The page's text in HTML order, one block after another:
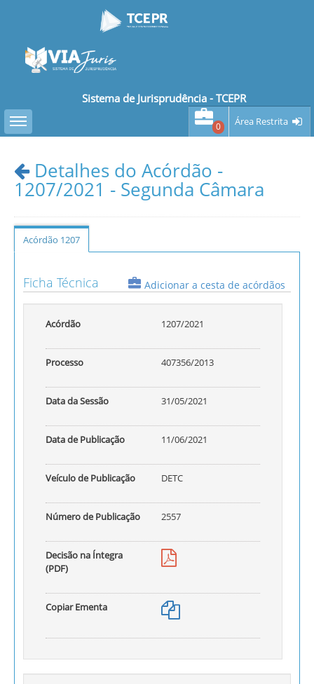
Sistema de Jurisprudência - TCEPR
Toggle sidebar
0 Área Restrita
Detalhes do Acórdão -
1207/2021 - Segunda Câmara
Acórdão 1207
Ficha Técnica Adicionar a cesta de acórdãos
Acórdão 1207/2021
Processo 407356/2013
Data da Sessão 31/05/2021
Data de Publicação 11/06/2021
Veículo de Publicação DETC
Número de Publicação 2557
Decisão na Íntegra
(PDF)
Copiar Ementa